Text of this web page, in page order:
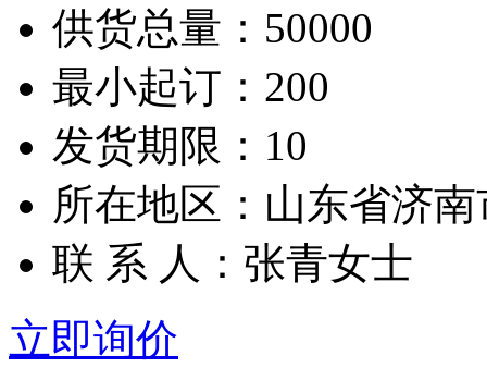
供货总量：50000
最小起订：200
发货期限：10
所在地区：山东省济南
联 系 人：张青女士
立即询价